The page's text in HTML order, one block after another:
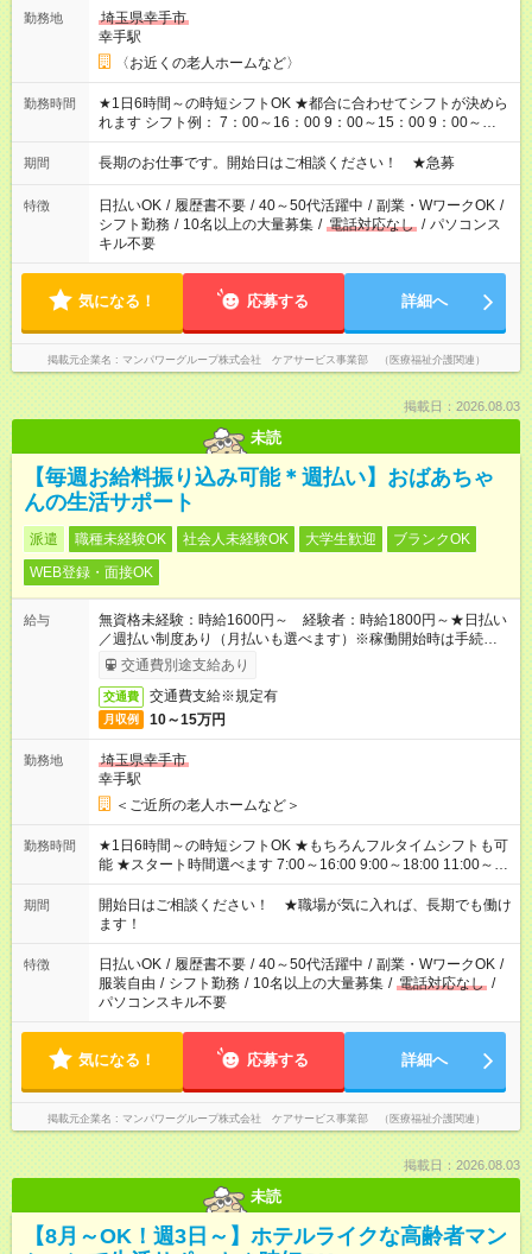
勤務地
埼玉県幸手市
幸手駅
〈お近くの老人ホームなど〉
勤務時間
★1日6時間～の時短シフトOK ★都合に合わせてシフトが決めら
れます シフト例： 7：00～16：00 9：00～15：00 9：00～
18：00 11：00～20：00 など ※Wワークの場合、他のお仕事と
合わせ週40時間超の就業はご案内できません ※法令に基づき、
派遣法（日雇い派遣の原則禁止）により、短時間・短期間の就
業はご案内が難しい場合があります
期間 長期のお仕事です。開始日はご相談ください！ ★急募
特徴 日払いOK / 履歴書不要 / 40～50代活躍中 / 副業・WワークOK /
シフト勤務 / 10名以上の大量募集 / 電話対応なし / パソコンス
キル不要
気になる！ 応募する 詳細へ
掲載元企業名 マンパワーグループ株式会社 ケアサービス事業部 （医療福祉介護関連）
掲載日：2026.08.03
未読
【毎週お給料振り込み可能＊週払い】おばあちゃ
んの生活サポート
派遣 職種未経験OK 社会人未経験OK 大学生歓迎
ブランクOK
WEB登録・面接OK
給与
無資格未経験：時給1600円～ 経験者：時給1800円～★日払い
／週払い制度あり（月払いも選べます）※稼働開始時は手続き完
了次第のお支払いとなります。
交通費別途支給あり
交通費 交通費支給※規定有
月収例 10～15万円
勤務地
埼玉県幸手市
幸手駅
＜ご近所の老人ホームなど＞
勤務時間
★1日6時間～の時短シフトOK ★もちろんフルタイムシフトも可
能 ★スタート時間選べます 7:00～16:00 9:00～18:00 11:00～
20:00 など 残業なし！ ※Wワークの場合、他のお仕事と合わせ
週40時間超の就業はご案内できません ※法令に基づき、週20時
間以上勤務は社会保険への加入対象となります ※労働者派遣法
（日雇い派遣の原則禁止）により、短時間・短期間の就業はご
案内が難しい場合があります
期間
開始日はご相談ください！ ★職場が気に入れば、長期でも働け
ます！
特徴 日払いOK / 履歴書不要 / 40～50代活躍中 / 副業・WワークOK /
服装自由 / シフト勤務 / 10名以上の大量募集 / 電話対応なし /
パソコンスキル不要
気になる！ 応募する 詳細へ
掲載元企業名 マンパワーグループ株式会社 ケアサービス事業部 （医療福祉介護関連）
掲載日：2026.08.03
未読
【8月～OK！週3日～】ホテルライクな高齢者マン